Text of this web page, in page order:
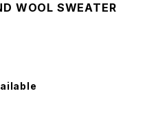
WOOL SWEATER